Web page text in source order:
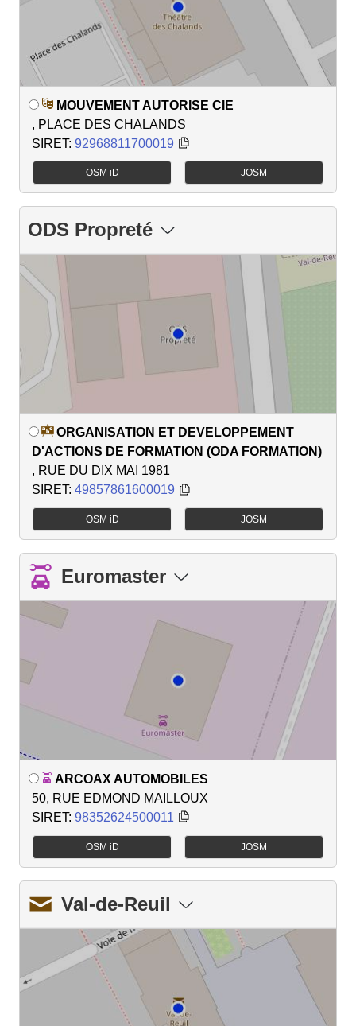
MOUVEMENT AUTORISE CIE
, PLACE DES CHALANDS
SIRET: 92968811700019
OSM iD JOSM
ODS Propreté
ORGANISATION ET DEVELOPPEMENT
D'ACTIONS DE FORMATION (ODA FORMATION)
, RUE DU DIX MAI 1981
SIRET: 49857861600019
OSM iD JOSM
Euromaster
ARCOAX AUTOMOBILES
50, RUE EDMOND MAILLOUX
SIRET: 98352624500011
OSM iD JOSM
Val-de-Reuil